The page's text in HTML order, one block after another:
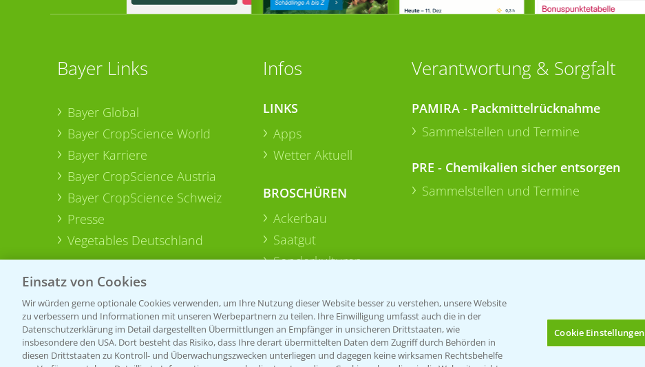
Bayer Links
Bayer Global
Bayer CropScience World
Bayer Karriere
Bayer CropScience Austria
Bayer CropScience Schweiz
Presse
Vegetables Deutschland
Infos
LINKS
Apps
Wetter Aktuell
BROSCHÜREN
Ackerbau
Saatgut
Sonderkulturen
Verantwortung & Sorgfalt
PAMIRA - Packmittelrücknahme
Sammelstellen und Termine
PRE - Chemikalien sicher entsorgen
Sammelstellen und Termine
Einsatz von Cookies
Wir würden gerne optionale Cookies verwenden, um Ihre Nutzung dieser Website besser zu verstehen, unsere Website
zu verbessern und Informationen mit unseren Werbepartnern zu teilen. Ihre Einwilligung umfasst auch die in der
Datenschutzerklärung im Detail dargestellten Übermittlungen an Empfänger in unsicheren Drittstaaten, wie
insbesondere den USA. Dort besteht das Risiko, dass Ihre derart übermittelten Daten dem Zugriff durch Behörden in
diesen Drittstaaten zu Kontroll- und Überwachungszwecken unterliegen und dagegen keine wirksamen Rechtsbehelfe
Cookie Einstellungen